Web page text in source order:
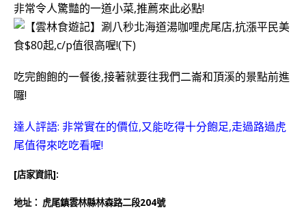
非常令人驚豔的一道小菜,推薦來此必點!
吃完飽飽的一餐後,接著就要往我們二崙和頂溪的景點前進
囉!
達人評語: 非常實在的價位,又能吃得十分飽足,走過路過虎
尾值得來吃吃看喔!
[店家資訊]:
地址： 虎尾鎮雲林縣林森路二段204號